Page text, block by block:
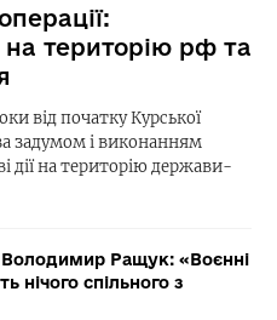
територію рф та
від початку Курської
задумом і виконанням
дії на територію держави-
Володимир Ращук: «Воєнні
нічого спільного з